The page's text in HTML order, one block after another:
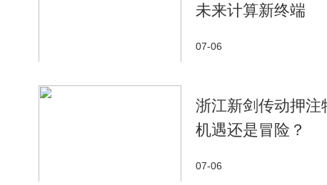
未来计算新终端
07-06
浙江新剑传动押注
机遇还是冒险？
07-06